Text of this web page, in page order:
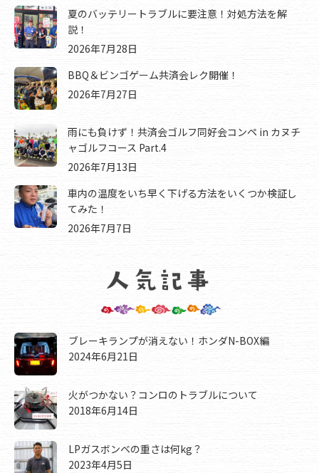
夏のバッテリートラブルに要注意！対処方法を解
説！
2026年7月28日
BBQ＆ビンゴゲーム共済会レク開催！
2026年7月27日
雨にも負けず！共済会ゴルフ同好会コンペ in カヌチ
ャゴルフコース Part.4
2026年7月13日
車内の温度をいち早く下げる方法をいくつか検証し
てみた！
2026年7月7日
ブレーキランプが消えない！ホンダN-BOX編
2024年6月21日
火がつかない？コンロのトラブルについて
2018年6月14日
LPガスボンベの重さは何kg？
2023年4月5日